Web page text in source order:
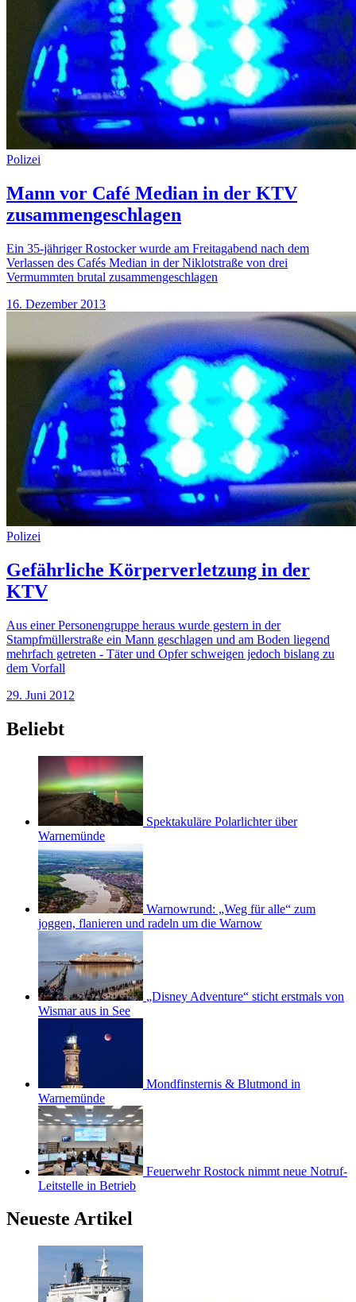
Polizei
Mann vor Café Median in der KTV
zusammengeschlagen
Ein 35-jähriger Rostocker wurde am Freitagabend nach dem
Verlassen des Cafés Median in der Niklotstraße von drei
Vermummten brutal zusammengeschlagen
16. Dezember 2013
Polizei
Gefährliche Körperverletzung in der
KTV
Aus einer Personengruppe heraus wurde gestern in der
Stampfmüllerstraße ein Mann geschlagen und am Boden liegend
mehrfach getreten - Täter und Opfer schweigen jedoch bislang zu
dem Vorfall
29. Juni 2012
Beliebt
Spektakuläre Polarlichter über
Warnemünde
Warnowrund: „Weg für alle“ zum
joggen, flanieren und radeln um die Warnow
„Disney Adventure“ sticht erstmals von
Wismar aus in See
Mondfinsternis & Blutmond in
Warnemünde
Feuerwehr Rostock nimmt neue Notruf-
Leitstelle in Betrieb
Neueste Artikel